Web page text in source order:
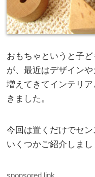
おもちゃというと子
が、最近はデザイン
増えてきてインテリ
きました。
今回は置くだけでセ
いくつかご紹介しまし